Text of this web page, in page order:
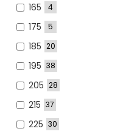
165 4
175 5
185 20
195 38
205 28
215 37
225 30